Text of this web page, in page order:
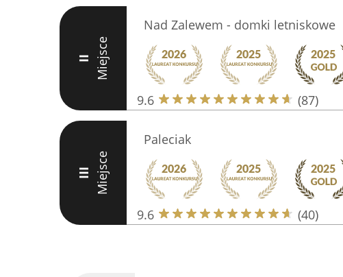
II Miejsce
Nad Zalewem - domki letniskowe
9.6 (87)
III Miejsce
Paleciak
9.6 (40)